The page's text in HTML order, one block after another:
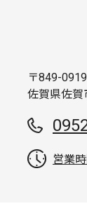
〒849-0919
佐賀県佐賀
営業